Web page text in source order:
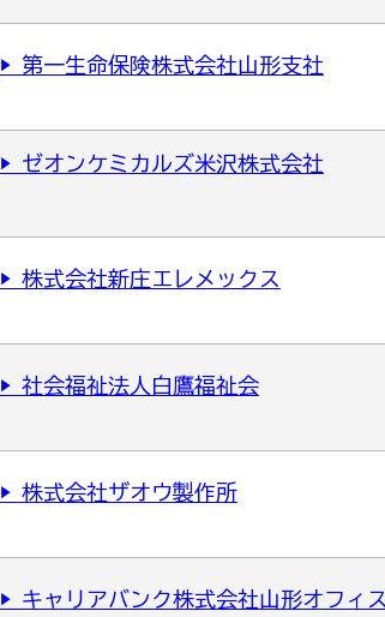
▶ 第一生命保険株式会社山形支社
▶ ゼオンケミカルズ米沢株式会社
▶ 株式会社新庄エレメックス
▶ 社会福祉法人白鷹福祉会
▶ 株式会社ザオウ製作所
▶ キャリアバンク株式会社山形オフィス